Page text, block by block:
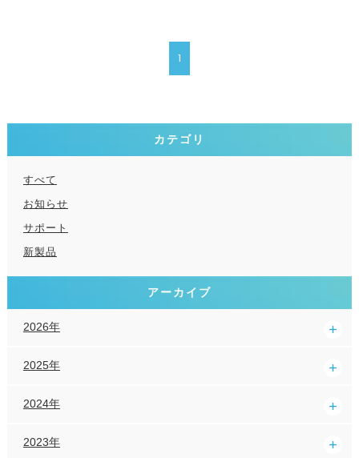
1
カテゴリ
すべて
お知らせ
サポート
新製品
アーカイブ
2026年
2025年
2024年
2023年